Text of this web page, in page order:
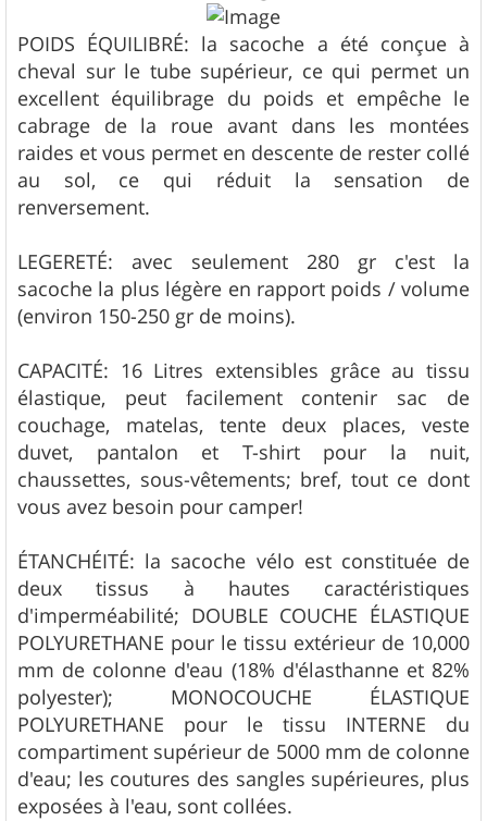
POIDS ÉQUILIBRÉ: la sacoche a été conçue à
cheval sur le tube supérieur, ce qui permet un
excellent équilibrage du poids et empêche le
cabrage de la roue avant dans les montées
raides et vous permet en descente de rester collé
au sol, ce qui réduit la sensation de
renversement.
LEGERETÉ: avec seulement 280 gr c'est la
sacoche la plus légère en rapport poids / volume
(environ 150-250 gr de moins).
CAPACITÉ: 16 Litres extensibles grâce au tissu
élastique, peut facilement contenir sac de
couchage, matelas, tente deux places, veste
duvet, pantalon et T-shirt pour la nuit,
chaussettes, sous-vêtements; bref, tout ce dont
vous avez besoin pour camper!
ÉTANCHÉITÉ: la sacoche vélo est constituée de
deux tissus à hautes caractéristiques
d'imperméabilité; DOUBLE COUCHE ÉLASTIQUE
POLYURETHANE pour le tissu extérieur de 10,000
mm de colonne d'eau (18% d'élasthanne et 82%
polyester); MONOCOUCHE ÉLASTIQUE
POLYURETHANE pour le tissu INTERNE du
compartiment supérieur de 5000 mm de colonne
d'eau; les coutures des sangles supérieures, plus
exposées à l'eau, sont collées.